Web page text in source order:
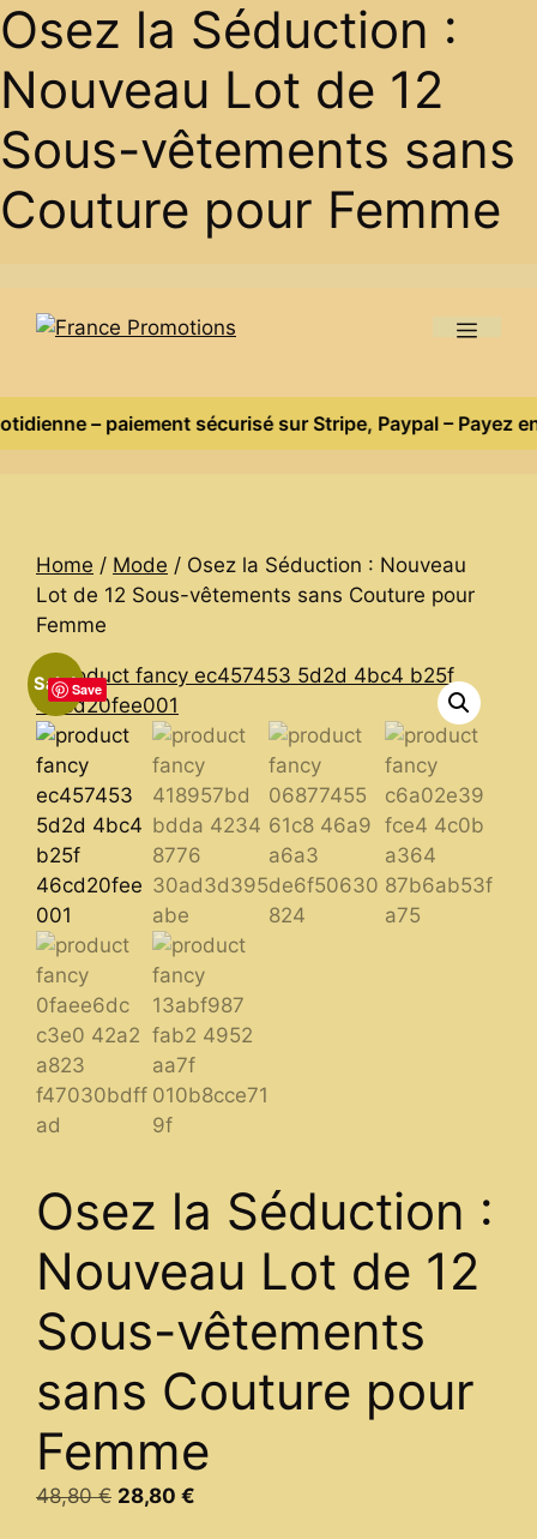
Osez la Séduction :
Nouveau Lot de 12
Sous-vêtements sans
Couture pour Femme
content
Menu
et ventes flash quotidienne – paiement sécurisé
Home / Mode / Osez la Séduction : Nouveau
Lot de 12 Sous-vêtements sans Couture pour
Femme
Sale!Save
Osez la Séduction :
Nouveau Lot de 12
Sous-vêtements
sans Couture pour
Femme
48,80€ Original
28,80 €